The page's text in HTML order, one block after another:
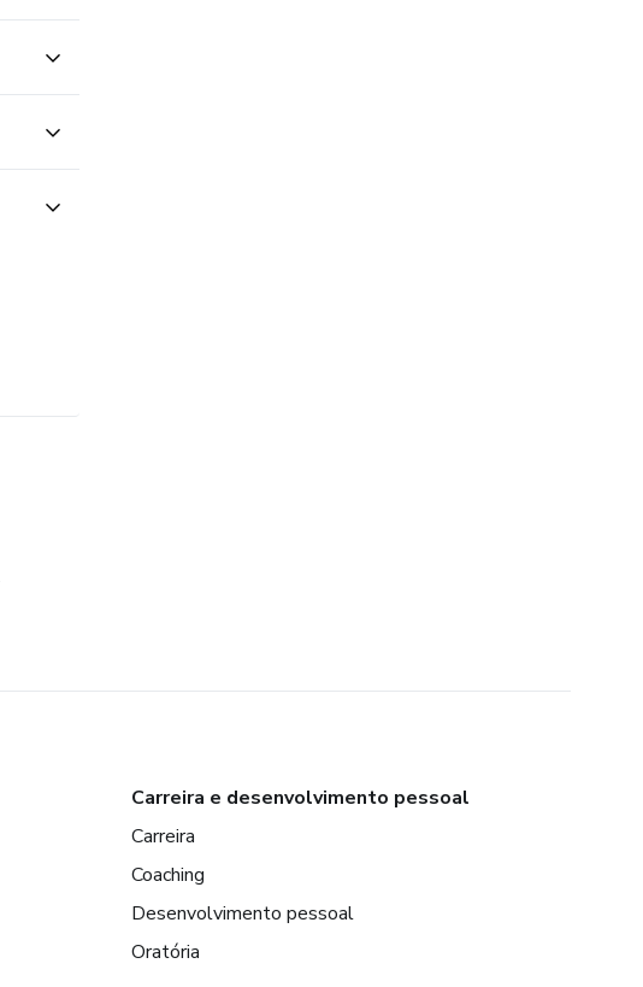
Carreira e desenvolvimento pessoal
Carreira
Coaching
Desenvolvimento pessoal
Oratória